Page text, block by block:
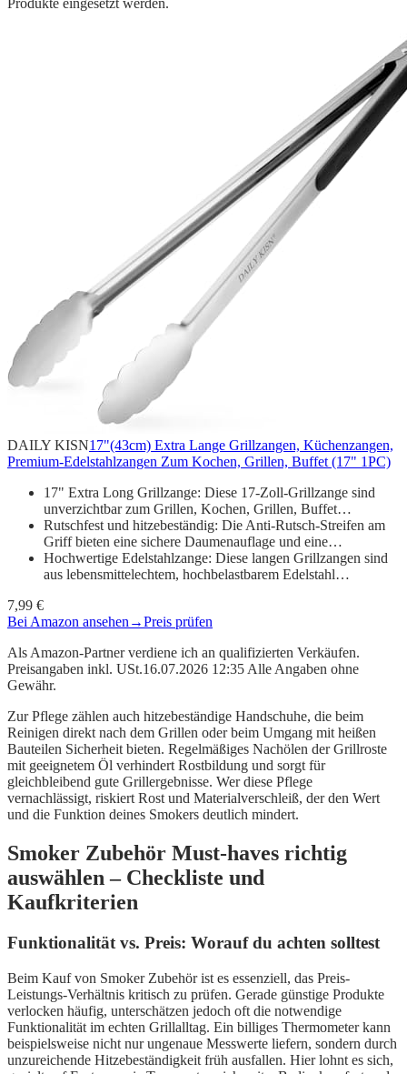
Produkte eingesetzt werden.
DAILY KISN17"(43cm) Extra Lange Grillzangen, Küchenzangen,
Premium-Edelstahlzangen Zum Kochen, Grillen, Buffet (17" 1PC)
17" Extra Long Grillzange: Diese 17-Zoll-Grillzange sind
unverzichtbar zum Grillen, Kochen, Grillen, Buffet…
Rutschfest und hitzebeständig: Die Anti-Rutsch-Streifen am
Griff bieten eine sichere Daumenauflage und eine…
Hochwertige Edelstahlzange: Diese langen Grillzangen sind
aus lebensmittelechtem, hochbelastbarem Edelstahl…
7,99 €
Bei Amazon ansehen →Preis prüfen
Als Amazon-Partner verdiene ich an qualifizierten Verkäufen.
Preisangaben inkl. USt.16.07.2026 12:35 Alle Angaben ohne
Gewähr.
Zur Pflege zählen auch hitzebeständige Handschuhe, die beim
Reinigen direkt nach dem Grillen oder beim Umgang mit heißen
Bauteilen Sicherheit bieten. Regelmäßiges Nachölen der Grillroste
mit geeignetem Öl verhindert Rostbildung und sorgt für
gleichbleibend gute Grillergebnisse. Wer diese Pflege
vernachlässigt, riskiert Rost und Materialverschleiß, der den Wert
und die Funktion deines Smokers deutlich mindert.
Smoker Zubehör Must-haves richtig
auswählen – Checkliste und
Kaufkriterien
Funktionalität vs. Preis: Worauf du achten solltest
Beim Kauf von Smoker Zubehör ist es essenziell, das Preis-
Leistungs-Verhältnis kritisch zu prüfen. Gerade günstige Produkte
verlocken häufig, unterschätzen jedoch oft die notwendige
Funktionalität im echten Grillalltag. Ein billiges Thermometer kann
beispielsweise nicht nur ungenaue Messwerte liefern, sondern durch
unzureichende Hitzebeständigkeit früh ausfallen. Hier lohnt es sich,